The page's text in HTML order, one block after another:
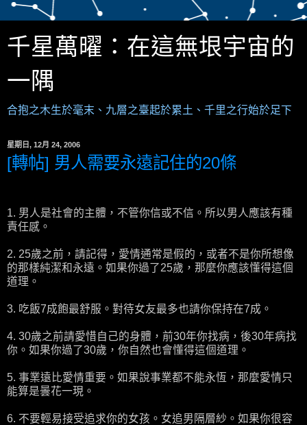
千星萬曜：在這無垠宇宙的
一隅
合抱之木生於毫末、九層之臺起於累土、千里之行始於足下
星期日, 12月 24, 2006
[轉帖] 男人需要永遠記住的20條
1. 男人是社會的主體，不管你信或不信。所以男人應該有種
責任感。
2. 25歲之前，請記得，愛情通常是假的，或者不是你所想像
的那樣純潔和永遠。如果你過了25歲，那麼你應該懂得這個
道理。
3. 吃飯7成飽最舒服。對待女友最多也請你保持在7成。
4. 30歲之前請愛惜自己的身體，前30年你找病，後30年病找
你。如果你過了30歲，你自然也會懂得這個道理。
5. 事業遠比愛情重要。如果說事業都不能永恆，那麼愛情只
能算是曇花一現。
6. 不要輕易接受追求你的女孩。女追男隔層紗。如果你很容